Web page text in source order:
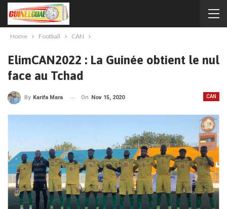
Home Football CAN
ElimCAN2022 : La Guinée obtient le nul
face au Tchad
CAN
By Karifa Mara On Nov 15, 2020